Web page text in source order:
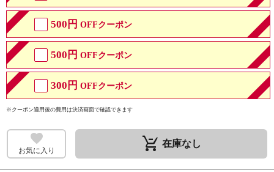
500円 OFFクーポン
500円 OFFクーポン
300円 OFFクーポン
※クーポン適用後の費用は決済画面で確認できます
お気に入り remove_shopping_cart 在庫なし